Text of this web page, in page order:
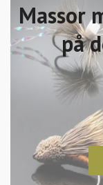
Massor
på